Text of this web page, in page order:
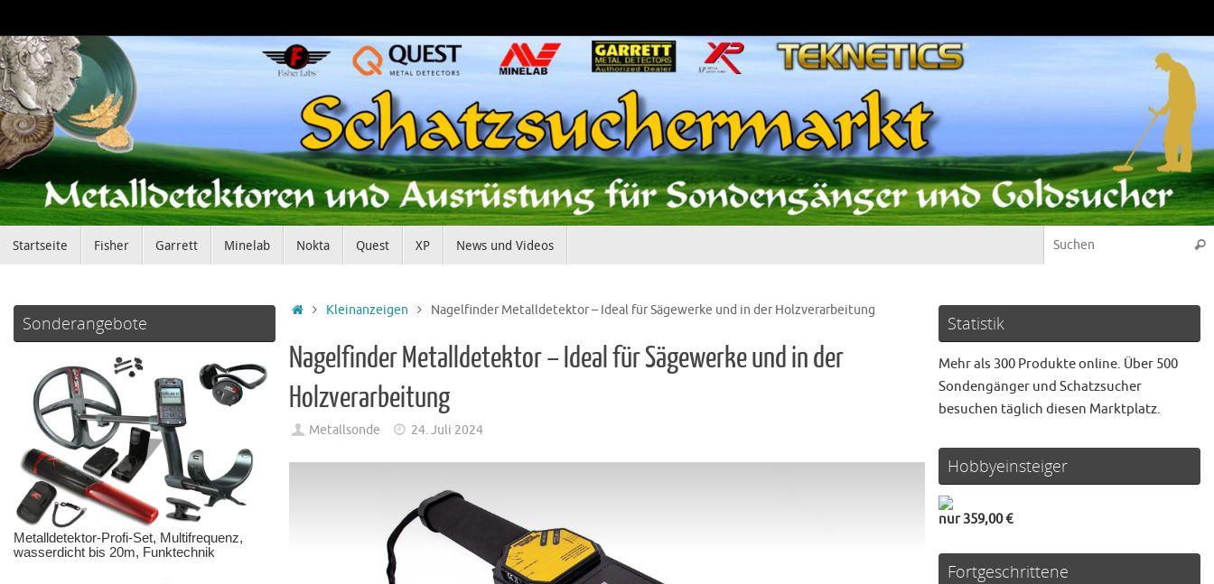
Inhalt
springen
Inhalt
Startseite Fisher Garrett Minelab Nokta Quest XP News und Videos
Startseite
Kleinanzeigen Nagelfinder Metalldetektor – Ideal für Sägewerke und in der Holzverarbeitung
Nagelfinder Metalldetektor – Ideal für Sägewerke und in der
Holzverarbeitung
Metallsonde 24. Juli 2024
Sonderangebote
Metalldetektor-Profi-Set, Multifrequenz,
wasserdicht bis 20m, Funktechnik
Statistik
Mehr als 300 Produkte online. Über 500
Sondengänger und Schatzsucher
besuchen täglich diesen Marktplatz.
Hobbyeinsteiger
nur 359,00 €
Fortgeschrittene